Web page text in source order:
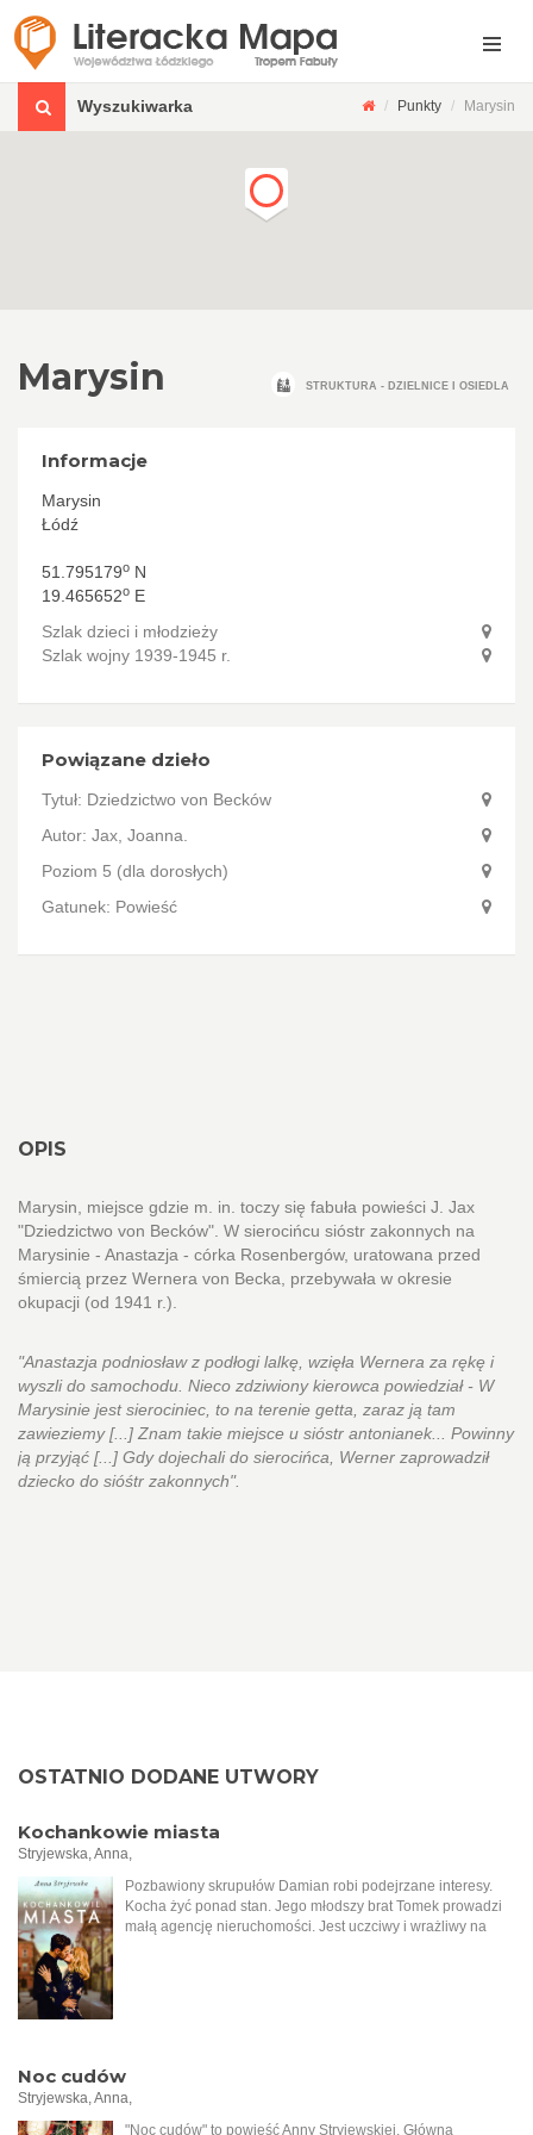
Wyszukiwarka Punkty Marysin
Marysin STRUKTURA - DZIELNICE I OSIEDLA
Informacje
Marysin
Łódź
51.795179o N
19.465652o E
Szlak dzieci i młodzieży
Szlak wojny 1939-1945 r.
Powiązane dzieło
Tytuł: Dziedzictwo von Becków
Autor: Jax, Joanna.
Poziom 5 (dla dorosłych)
Gatunek: Powieść
OPIS
Marysin, miejsce gdzie m. in. toczy się fabuła powieści J. Jax
"Dziedzictwo von Becków". W sierocińcu sióstr zakonnych na
Marysinie - Anastazja - córka Rosenbergów, uratowana przed
śmiercią przez Wernera von Becka, przebywała w okresie
okupacji (od 1941 r.).
"Anastazja podniosław z podłogi lalkę, wzięła Wernera za rękę i
wyszli do samochodu. Nieco zdziwiony kierowca powiedział - W
Marysinie jest sierociniec, to na terenie getta, zaraz ją tam
zawieziemy [...] Znam takie miejsce u sióstr antonianek... Powinny
ją przyjąć [...] Gdy dojechali do sierocińca, Werner zaprowadził
dziecko do sióśtr zakonnych".
OSTATNIO DODANE UTWORY
Kochankowie miasta
Stryjewska, Anna,
Pozbawiony skrupułów Damian robi podejrzane interesy.
Kocha żyć ponad stan. Jego młodszy brat Tomek prowadzi
małą agencję nieruchomości. Jest uczciwy i wrażliwy na
interesuje się dziewczyną Arona. Wielkie namiętności,
zdrady, tradycje kłócące się z nowoczesnymi poglądami, a w
Noc cudów
Stryjewska, Anna,
"Noc cudów" to powieść Anny Stryjewskiej. Główna